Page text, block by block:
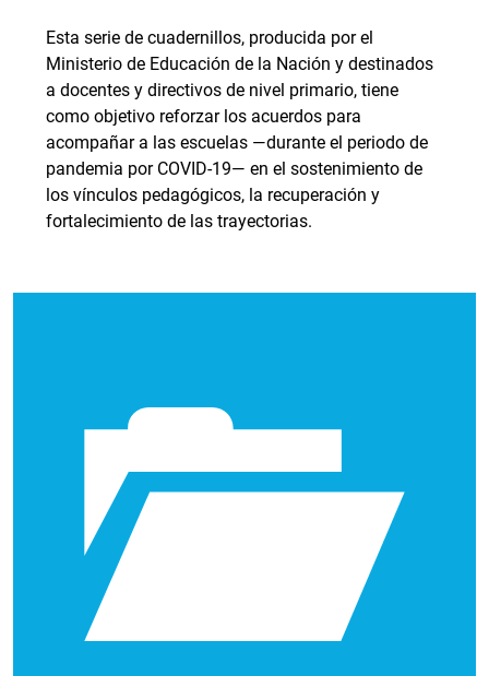
Esta serie de cuadernillos, producida por el
Ministerio de Educación de la Nación y destinados
a docentes y directivos de nivel primario, tiene
como objetivo reforzar los acuerdos para
acompañar a las escuelas —durante el periodo de
pandemia por COVID-19— en el sostenimiento de
los vínculos pedagógicos, la recuperación y
fortalecimiento de las trayectorias.